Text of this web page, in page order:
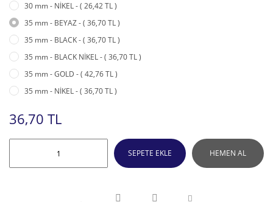
30 mm - NİKEL - ( 26,42 TL )
35 mm - BEYAZ - ( 36,70 TL )
35 mm - BLACK - ( 36,70 TL )
35 mm - BLACK NİKEL - ( 36,70 TL )
35 mm - GOLD - ( 42,76 TL )
35 mm - NİKEL - ( 36,70 TL )
36,70 TL
SEPETE EKLE HEMEN AL